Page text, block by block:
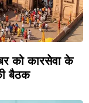
को कारसेवा के
बैठक